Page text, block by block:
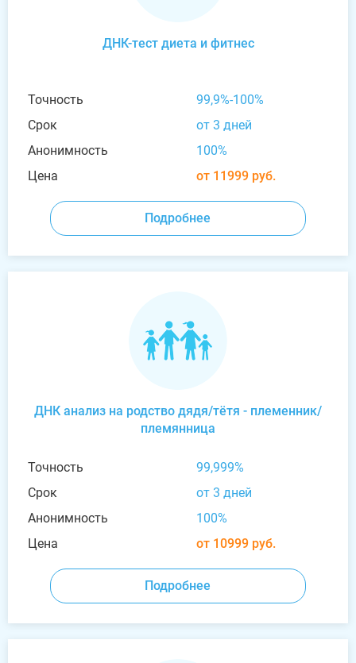
ДНК-тест диета и фитнес
Точность
99,9%-100%
Срок
от 3 дней
Анонимность
100%
Цена
от 11999 руб.
Подробнее
ДНК анализ на родство дядя/тётя - племенник/
племянница
Точность
99,999%
Срок
от 3 дней
Анонимность
100%
Цена
от 10999 руб.
Подробнее